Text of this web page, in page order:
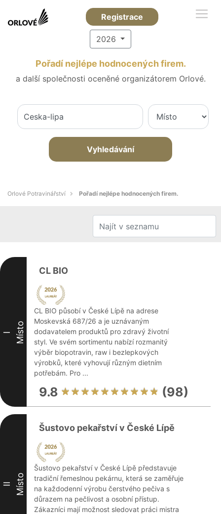
Registrace
2026
Pořadí nejlépe hodnocených firem.
a další společnosti oceněné organizátorem Orlové.
Vyhledávání
Orlové Potravinářství Pořadí nejlépe hodnocených firem.
I Místo
CL BIO
CL BIO působí v České Lípě na adrese
Moskevská 687/26 a je uznávaným
dodavatelem produktů pro zdravý životní
styl. Ve svém sortimentu nabízí rozmanitý
výběr biopotravin, raw i bezlepkových
výrobků, které vyhovují různým dietním
potřebám. Pro ...
9.8 (98)
II Místo
Šustovo pekařství v České Lípě
Šustovo pekařství v České Lípě představuje
tradiční řemeslnou pekárnu, která se zaměřuje
na každodenní výrobu čerstvého pečiva s
důrazem na pečlivost a osobní přístup.
Zákazníci mají možnost sledovat práci mistra